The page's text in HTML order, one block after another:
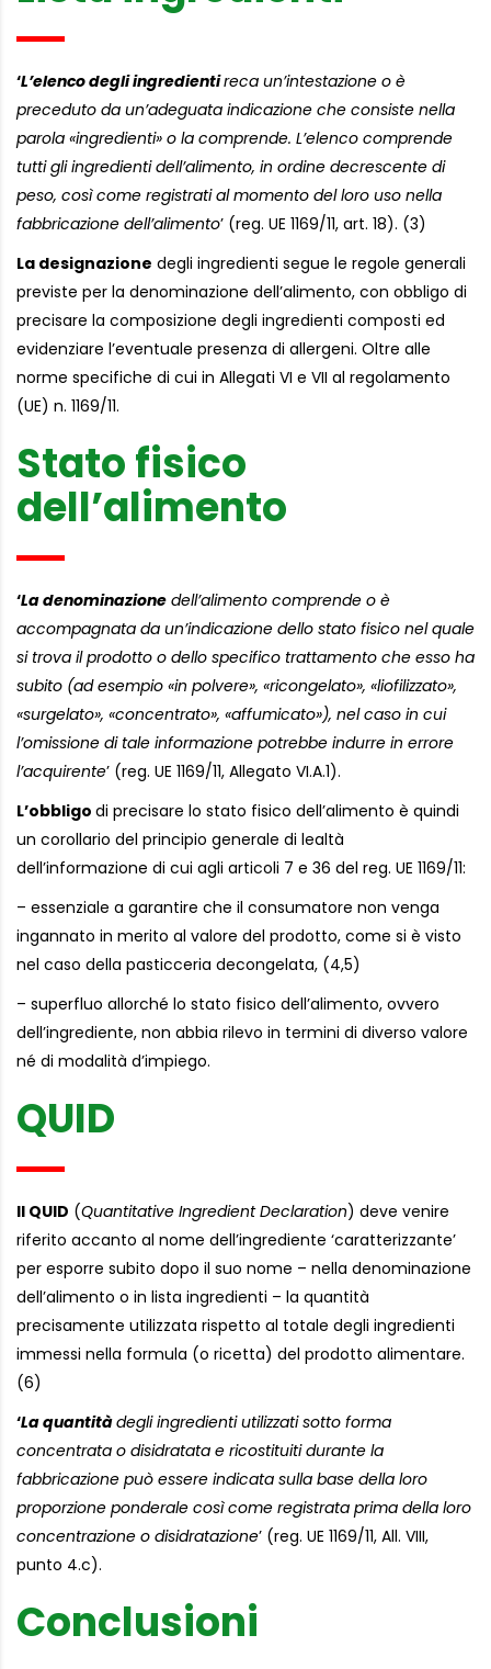
‘L’elenco degli ingredientireca un’intestazione o è
preceduto da un’adeguata indicazione che consiste nella
parola «ingredienti» o la comprende. L’elenco comprende
tutti gli ingredienti dell’alimento, in ordine decrescente di
peso, così come registrati al momento del loro uso nella
fabbricazione dell’alimento’ (reg. UE 1169/11, art. 18). (3)
La designazione degli ingredienti segue le regole generali
previste per la denominazione dell’alimento, con obbligo di
precisare la composizione degli ingredienti composti ed
evidenziare l’eventuale presenza di allergeni. Oltre alle
norme specifiche di cui in Allegati VI e VII al regolamento
(UE) n. 1169/11.
Stato fisico
dell’alimento
‘La denominazione dell’alimento comprende o è
accompagnata da un’indicazione dello stato fisico nel quale
si trova il prodotto o dello specifico trattamento che esso ha
subito (ad esempio «in polvere», «ricongelato», «liofilizzato»,
«surgelato», «concentrato», «affumicato»), nel caso in cui
l’omissione di tale informazione potrebbe indurre in errore
l’acquirente’ (reg. UE 1169/11, Allegato VI.A.1).
L’obbligo di precisare lo stato fisico dell’alimento è quindi
un corollario del principio generale di lealtà
dell’informazione di cui agli articoli 7 e 36 del reg. UE 1169/11:
– essenziale a garantire che il consumatore non venga
ingannato in merito al valore del prodotto, come si è visto
nel caso della pasticceria decongelata, (4,5)
– superfluo allorché lo stato fisico dell’alimento, ovvero
dell’ingrediente, non abbia rilevo in termini di diverso valore
né di modalità d’impiego.
QUID
Il QUID (Quantitative Ingredient Declaration) deve venire
riferito accanto al nome dell’ingrediente ‘caratterizzante’
per esporre subito dopo il suo nome – nella denominazione
dell’alimento o in lista ingredienti – la quantità
precisamente utilizzata rispetto al totale degli ingredienti
immessi nella formula (o ricetta) del prodotto alimentare.
(6)
‘La quantitàdegli ingredienti utilizzati sotto forma
concentrata o disidratata e ricostituiti durante la
fabbricazione può essere indicata sulla base della loro
proporzione ponderale così come registrata prima della loro
concentrazione o disidratazione’ (reg. UE 1169/11, All. VIII,
punto 4.c).
Conclusioni